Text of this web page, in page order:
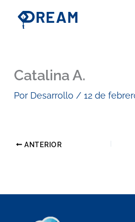
contenido
Catalina A.
Por Desarrollo /12 de
ANTERIOR